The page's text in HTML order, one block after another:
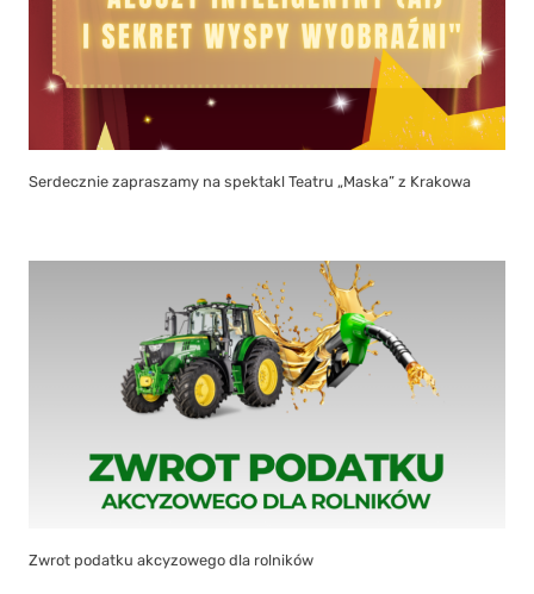
Serdecznie zapraszamy na spektakl Teatru „Maska” z Krakowa
Zwrot podatku akcyzowego dla rolników